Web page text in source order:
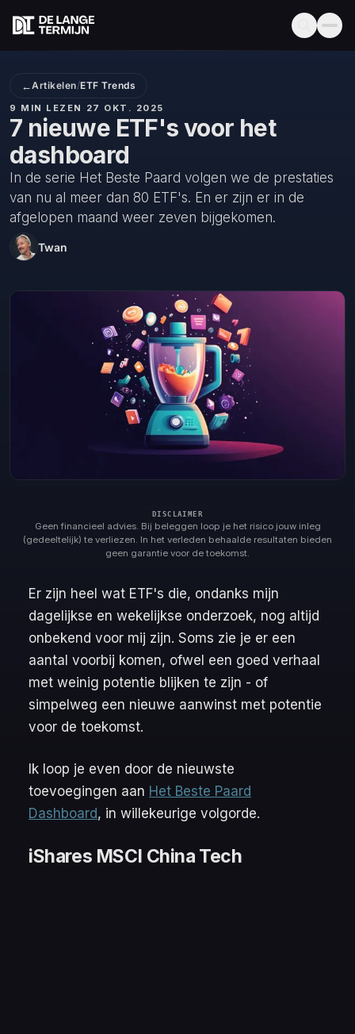
←Artikelen/ETF Trends
9 MIN LEZEN · 27 OKT. 2025
7 nieuwe ETF's voor het
dashboard
In de serie Het Beste Paard volgen we de prestaties
van nu al meer dan 80 ETF's. En er zijn er in de
afgelopen maand weer zeven bijgekomen.
Twan
Geen financieel advies. Bij beleggen loop je het risico jouw inleg
(gedeeltelijk) te verliezen. In het verleden behaalde resultaten bieden
geen garantie voor de toekomst.
Er zijn heel wat ETF's die, ondanks mijn
dagelijkse en wekelijkse onderzoek, nog altijd
onbekend voor mij zijn. Soms zie je er een
aantal voorbij komen, ofwel een goed verhaal
met weinig potentie blijken te zijn - of
simpelweg een nieuwe aanwinst met potentie
voor de toekomst.
Ik loop je even door de nieuwste
toevoegingen aan Het Beste Paard
Dashboard, in willekeurige volgorde.
iShares MSCI China Tech